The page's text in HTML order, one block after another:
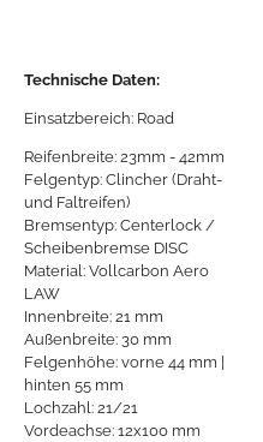
Technische Daten:
Einsatzbereich: Road
Reifenbreite: 23mm - 42mm
Felgentyp: Clincher (Draht-
und Faltreifen)
Bremsentyp: Centerlock /
Scheibenbremse DISC
Material: Vollcarbon Aero
LAW
Innenbreite: 21 mm
Außenbreite: 30 mm
Felgenhöhe: vorne 44 mm |
hinten 55 mm
Lochzahl: 21/21
Vordeachse: 12x100 mm